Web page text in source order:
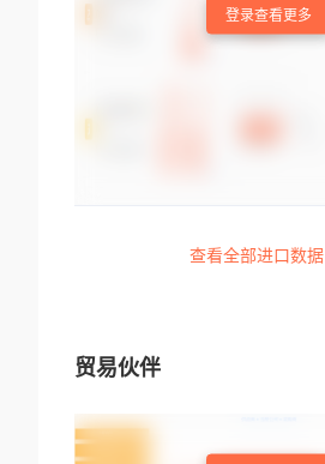
登录查看更多
查看全部进口数据
贸易伙伴